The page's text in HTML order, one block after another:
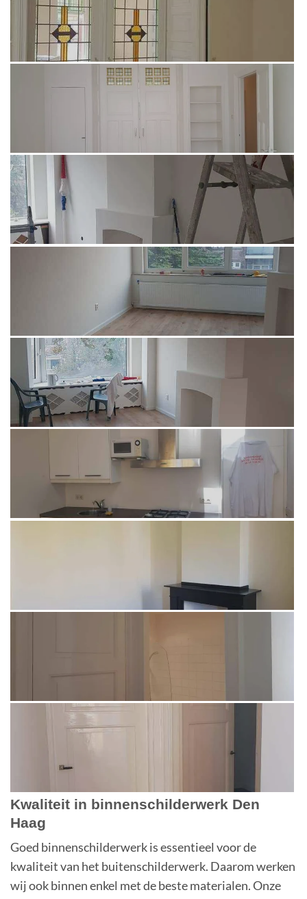
Kwaliteit in binnenschilderwerk Den
Haag
Goed binnenschilderwerk is essentieel voor de
kwaliteit van het buitenschilderwerk. Daarom werken
wij ook binnen enkel met de beste materialen. Onze